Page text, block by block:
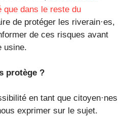
dans le reste du
de protéger les riverain·es,
de ces risques avant
usine.
protège ?
en tant que citoyen·nes
exprimer sur le sujet.